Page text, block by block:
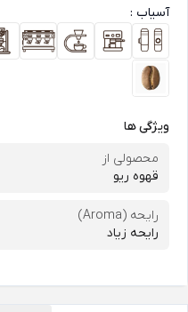
آسیاب :
ویژگی ها
محصولی از
قهوه ریو
رایحه (Aroma)
رایحه زیاد